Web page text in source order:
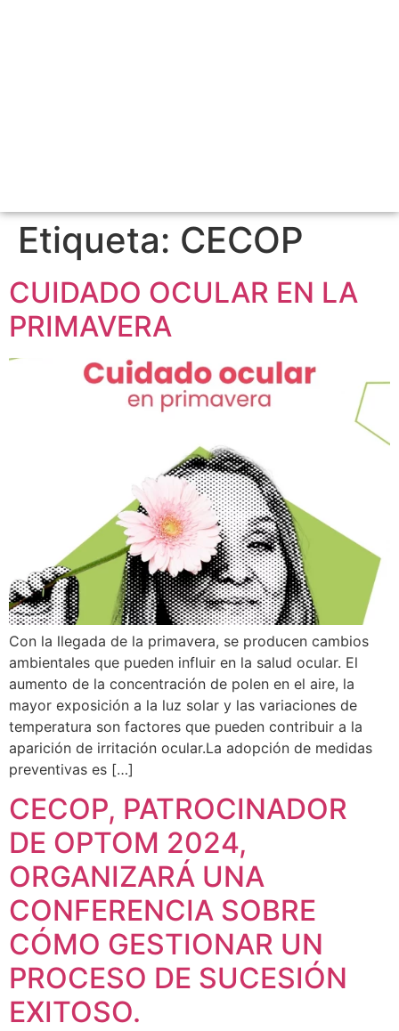
Etiqueta: CECOP
CUIDADO OCULAR EN LA
PRIMAVERA
Con la llegada de la primavera, se producen cambios
ambientales que pueden influir en la salud ocular. El
aumento de la concentración de polen en el aire, la
mayor exposición a la luz solar y las variaciones de
temperatura son factores que pueden contribuir a la
aparición de irritación ocular.La adopción de medidas
preventivas es […]
CECOP, PATROCINADOR
DE OPTOM 2024,
ORGANIZARÁ UNA
CONFERENCIA SOBRE
CÓMO GESTIONAR UN
PROCESO DE SUCESIÓN
EXITOSO.